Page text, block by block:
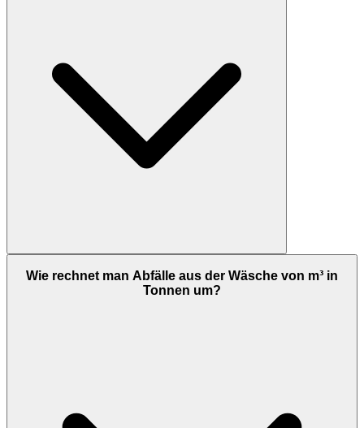
Wie rechnet man Abfälle aus der Wäsche von m³ in
Tonnen um?